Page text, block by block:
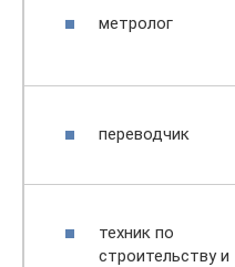
метролог
переводчик
техник по
строительству и